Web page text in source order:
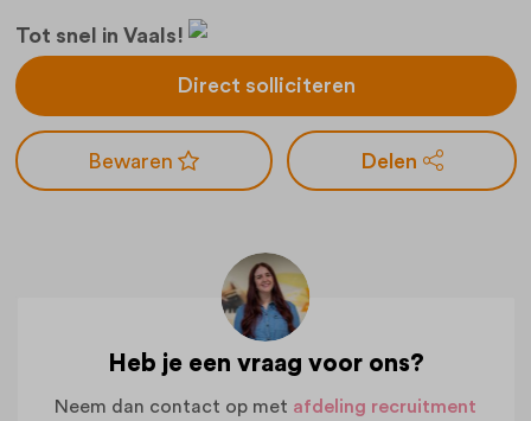
Tot snel in Vaals!
Direct solliciteren
Delen
Heb je een vraag voor ons?
Neem dan contact op met afdeling recruitment